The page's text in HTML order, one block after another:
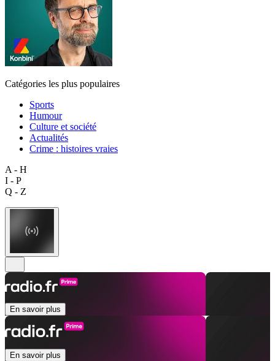
Catégories les plus populaires
Sports
Humour
Culture et société
Actualités
Crime : histoires vraies
A - H
I - P
Q - Z
En savoir plus
En savoir plus